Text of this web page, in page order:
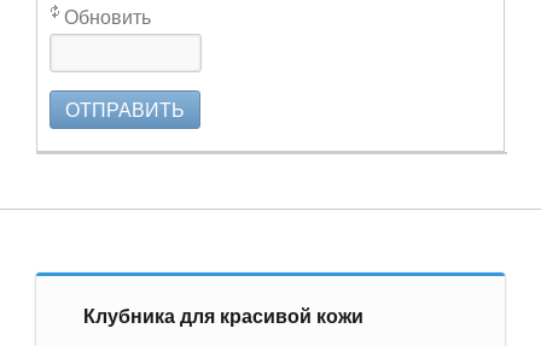
Обновить
ОТПРАВИТЬ
Клубника для красивой кожи